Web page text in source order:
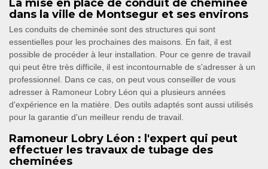
La mise en place de conduit de cheminée
dans la ville de Montsegur et ses environs
Les conduits de cheminée sont des structures qui sont
essentielles pour les prochaines des maisons. En fait, il est
possible de procéder à leur installation. Pour ce genre de travail
qui peut être très difficile, il est incontournable de s'adresser à un
professionnel. Dans ce cas, on peut vous conseiller de vous
adresser à Ramoneur Lobry Léon qui a plusieurs années
d'expérience en la matière. Des outils adaptés sont aussi utilisés
pour la garantie d'un meilleur rendu de travail.
Ramoneur Lobry Léon : l'expert qui peut
effectuer les travaux de tubage des
cheminées